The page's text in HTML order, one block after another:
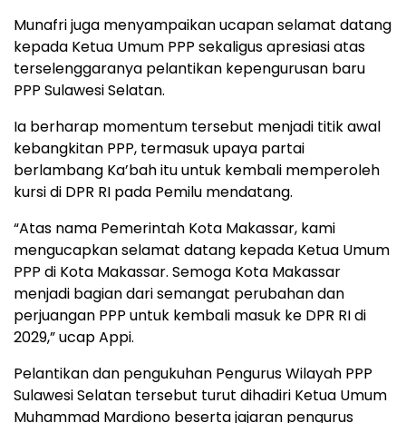
Munafri juga menyampaikan ucapan selamat datang
kepada Ketua Umum PPP sekaligus apresiasi atas
terselenggaranya pelantikan kepengurusan baru
PPP Sulawesi Selatan.
Ia berharap momentum tersebut menjadi titik awal
kebangkitan PPP, termasuk upaya partai
berlambang Ka’bah itu untuk kembali memperoleh
kursi di DPR RI pada Pemilu mendatang.
“Atas nama Pemerintah Kota Makassar, kami
mengucapkan selamat datang kepada Ketua Umum
PPP di Kota Makassar. Semoga Kota Makassar
menjadi bagian dari semangat perubahan dan
perjuangan PPP untuk kembali masuk ke DPR RI di
2029,” ucap Appi.
Pelantikan dan pengukuhan Pengurus Wilayah PPP
Sulawesi Selatan tersebut turut dihadiri Ketua Umum
Muhammad Mardiono beserta jajaran pengurus